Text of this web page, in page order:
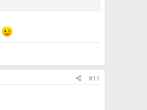
#11